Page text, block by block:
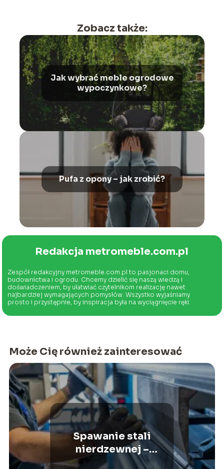
Zobacz także:
Jak wybrać meble ogrodowe
wypoczynkowe?
Pufa z opony – jak zrobić?
Redakcja metromeble.com.pl
Zespół redakcyjny metromeble.com.pl to pasjonaci domu,
budownictwa i ogrodu. Chcemy dzielić się naszą wiedzą i
doświadczeniem, by ułatwiać czytelnikom realizację nawet
najbardziej wymagających pomysłów. Wszystko wyjaśniamy
prosto i przystępnie, by inspiracja była na wyciągnięcie ręki.
Może Cię również zainteresować
Spawanie stali
nierdzewnej –
najlepsze metody